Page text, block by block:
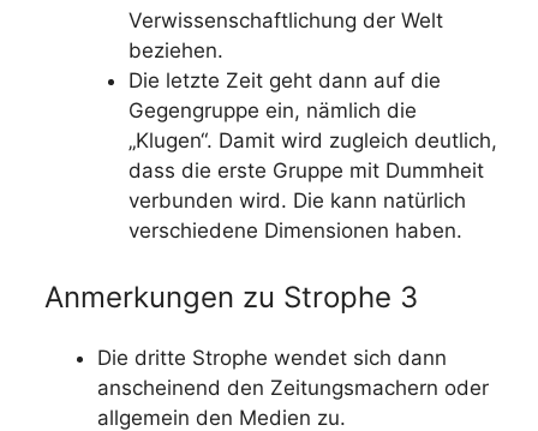
Verwissenschaftlichung der Welt
beziehen.
Die letzte Zeit geht dann auf die
Gegengruppe ein, nämlich die
„Klugen“. Damit wird zugleich deutlich,
dass die erste Gruppe mit Dummheit
verbunden wird. Die kann natürlich
verschiedene Dimensionen haben.
Anmerkungen zu Strophe 3
Die dritte Strophe wendet sich dann
anscheinend den Zeitungsmachern oder
allgemein den Medien zu.